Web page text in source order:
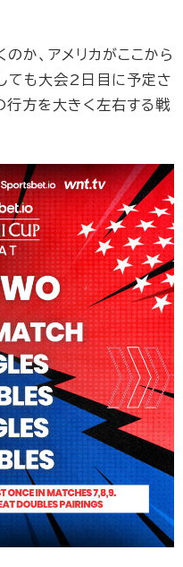
か、アメリカがここから
ても大会2日目に予定さ
行方を大きく左右する戦